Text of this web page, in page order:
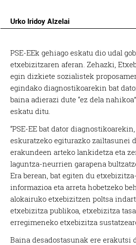
Urko Iridoy Alzelai
PSE-EEk gehiago eskatu dio udal
etxebizitzaren aferan. Zehazki,
egin dizkiete sozialistek
egindako diagnostikoarekin bat
baina adierazi dute “ez dela
eskatu ditu.
“PSE-EE bat dator
eskuratzeko egiturazko zailtasunei
erakundeen arteko lankidetza eta
laguntza-neurrien garapena
Era berean, bat egiten du
informazioa eta arreta hobetzeko
alokairuko etxebizitzen poltsa
etxebizitza publikoa, etxebizitza
erregimeneko etxebizitza
Baina desadostasunak ere erakutsi